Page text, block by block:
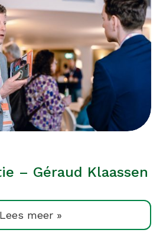
– Géraud Klaassen
Lees meer »